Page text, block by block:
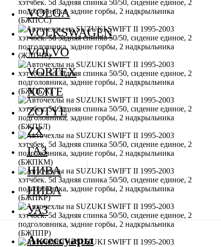
VOLGA
VOLKSWAGEN
VOLVO
VORTEX
XCITE
ZOTYE
ZX
ГАЗ
НИВА
НИВА
УАЗ
Аксессуары